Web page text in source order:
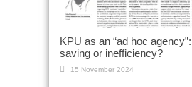
KPU as an “ad hoc
saving or inefficiency?
15 November 2024